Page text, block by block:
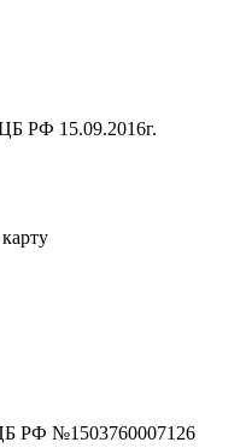
РФ 15.09.2016г.
РФ №1503760007126